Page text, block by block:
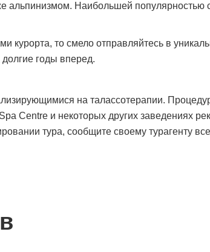
альпинизмом. Наибольшей популярностью
курорта, то смело отправляйтесь в
годы вперед.
на талассотерапии.
Centre и некоторых других заведениях
тура, сообщите своему турагенту